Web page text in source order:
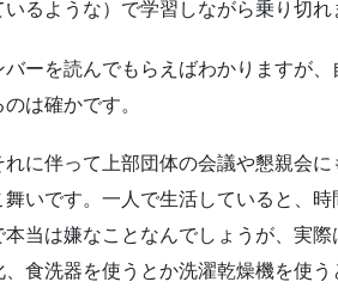
るような）で学習しながら乗り切れ
ーを読んでもらえばわかりますが、
は確かです。
に伴って上部団体の会議や懇親会に
いです。一人で生活していると、時
当は嫌なことなんでしょうが、実際
食洗器を使うとか洗濯乾燥機を使う